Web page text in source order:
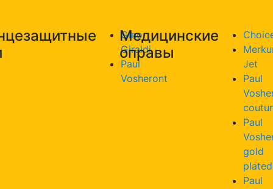
Gino
Giraldi
Paul
Vosheront
Медицинские
оправы
Jet
Paul
Paul
gold
plated
Paul